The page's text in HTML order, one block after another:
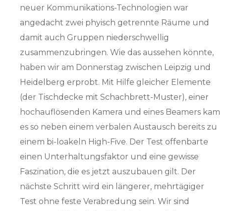
neuer Kommunikations-Technologien war
angedacht zwei phyisch getrennte Räume und
damit auch Gruppen niederschwellig
zusammenzubringen. Wie das aussehen könnte,
haben wir am Donnerstag zwischen Leipzig und
Heidelberg erprobt. Mit Hilfe gleicher Elemente
(der Tischdecke mit Schachbrett-Muster), einer
hochauflösenden Kamera und eines Beamers kam
es so neben einem verbalen Austausch bereits zu
einem bi-loakeln High-Five. Der Test offenbarte
einen Unterhaltungsfaktor und eine gewisse
Faszination, die es jetzt auszubauen gilt. Der
nächste Schritt wird ein längerer, mehrtägiger
Test ohne feste Verabredung sein. Wir sind